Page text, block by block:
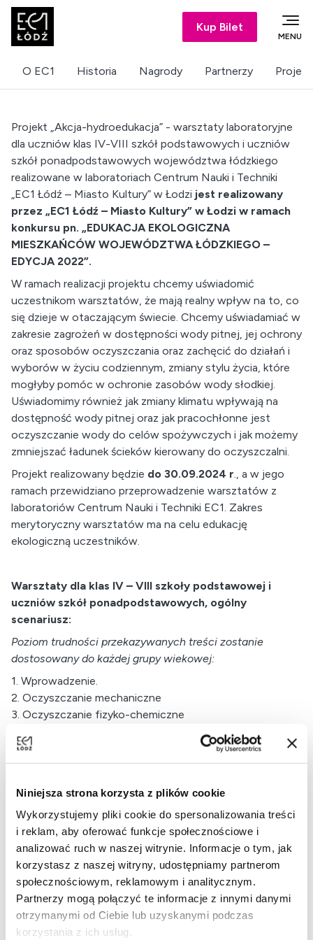
Niniejsza strona korzysta z plików cookie
Wykorzystujemy pliki cookie do spersonalizowania treści
i reklam, aby oferować funkcje społecznościowe i
analizować ruch w naszej witrynie. Informacje o tym, jak
korzystasz z naszej witryny, udostępniamy partnerom
społecznościowym, reklamowym i analitycznym.
Partnerzy mogą połączyć te informacje z innymi danymi
otrzymanymi od Ciebie lub uzyskanymi podczas
korzystania z ich usług.
Kup Bilet
MENU
O EC1 Historia Nagrody Partnerzy
Projekt „Akcja-hydroedukacja” - warsztaty laboratoryjne
dla uczniów klas IV-VIII szkół podstawowych i uczniów
szkół ponadpodstawowych województwa łódzkiego
realizowane w laboratoriach Centrum Nauki i Techniki
„EC1 Łódź – Miasto Kultury” w Łodzi jest realizowany
przez „EC1 Łódź – Miasto Kultury” w Łodzi w ramach
konkursu pn. „EDUKACJA EKOLOGICZNA
MIESZKAŃCÓW WOJEWÓDZTWA ŁÓDZKIEGO –
EDYCJA 2022”.
W ramach realizacji projektu chcemy uświadomić
uczestnikom warsztatów, że mają realny wpływ na to, co
się dzieje w otaczającym świecie. Chcemy uświadamiać w
zakresie zagrożeń w dostępności wody pitnej, jej ochrony
oraz sposobów oczyszczania oraz zachęcić do działań i
wyborów w życiu codziennym, zmiany stylu życia, które
mogłyby pomóc w ochronie zasobów wody słodkiej.
Uświadomimy również jak zmiany klimatu wpływają na
dostępność wody pitnej oraz jak pracochłonne jest
oczyszczanie wody do celów spożywczych i jak możemy
zmniejszać ładunek ścieków kierowany do oczyszczalni.
Projekt realizowany będzie do 30.09.2024 r., a w jego
ramach przewidziano przeprowadzenie warsztatów z
laboratoriów Centrum Nauki i Techniki EC1. Zakres
merytoryczny warsztatów ma na celu edukację
ekologiczną uczestników.
Warsztaty dla klas IV – VIII szkoły podstawowej i
uczniów szkół ponadpodstawowych, ogólny
scenariusz:
Poziom trudności przekazywanych treści zostanie
dostosowany do każdej grupy wiekowej:
1. Wprowadzenie.
2. Oczyszczanie mechaniczne
3. Oczyszczanie fizyko-chemiczne
5. Oczyszczanie mikrobiologiczne cz.2
6. Podsumowanie zajęć.
Szczegóły poszczególnych działań projektowych będą
publikowane na stronach internetowychEC1 Łódź -
Miasto KulturyorazCentrum Nauki i Techniki EC1 a także
w mediach społecznościowychoraz plakatach
informacyjnych.
Planowany do uzyskania efekt ekologiczny w wyniku